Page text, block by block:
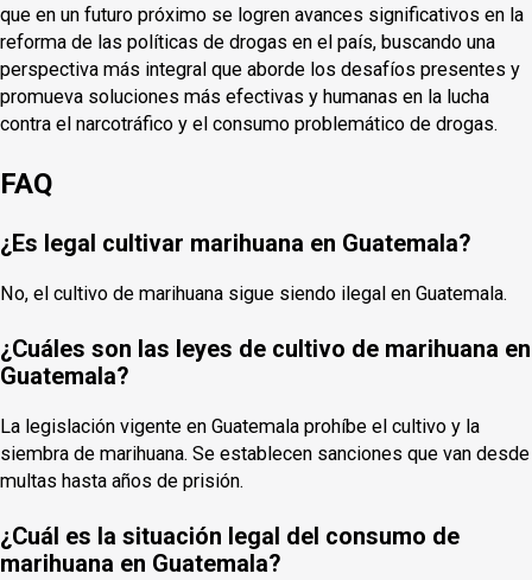
que en un futuro próximo se logren avances significativos en la
reforma de las políticas de drogas en el país, buscando una
perspectiva más integral que aborde los desafíos presentes y
promueva soluciones más efectivas y humanas en la lucha
contra el narcotráfico y el consumo problemático de drogas.
FAQ
¿Es legal cultivar marihuana en Guatemala?
No, el cultivo de marihuana sigue siendo ilegal en Guatemala.
¿Cuáles son las leyes de cultivo de marihuana en
Guatemala?
La legislación vigente en Guatemala prohíbe el cultivo y la
siembra de marihuana. Se establecen sanciones que van desde
multas hasta años de prisión.
¿Cuál es la situación legal del consumo de
marihuana en Guatemala?